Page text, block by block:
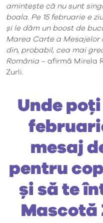
amintește că nu sunt
boala. Pe 15 februarie e
și le dăm un boost de
Marea Carte a Mesajelor
din, probabil, cea mai
România – afirmă Mirela
Zurli.
Unde poți
mesaj
pentru
și să te
Mascotă